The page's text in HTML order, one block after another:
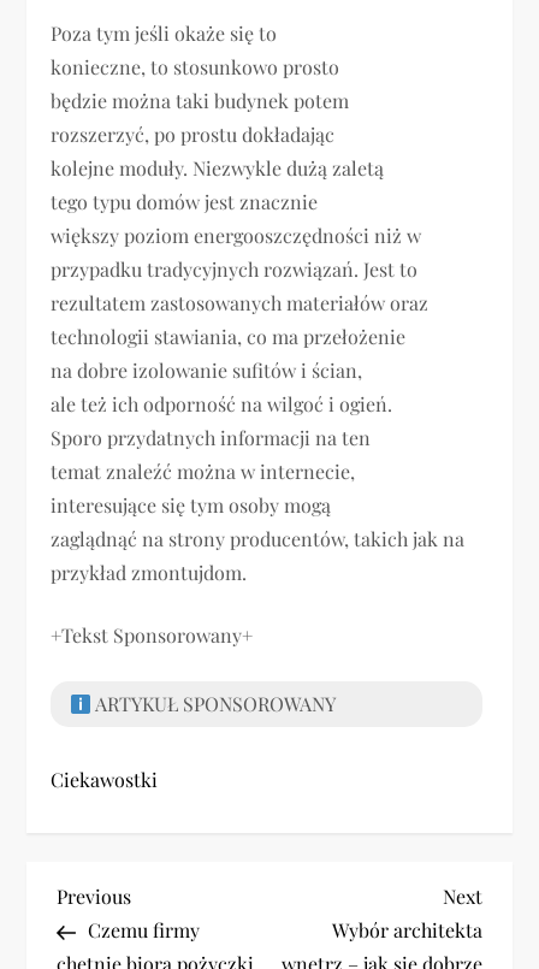
Poza tym jeśli okaże się to
konieczne, to stosunkowo prosto
będzie można taki budynek potem
rozszerzyć, po prostu dokładając
kolejne moduły. Niezwykle dużą zaletą
tego typu domów jest znacznie
większy poziom energooszczędności niż w
przypadku tradycyjnych rozwiązań. Jest to
rezultatem zastosowanych materiałów oraz
technologii stawiania, co ma przełożenie
na dobre izolowanie sufitów i ścian,
ale też ich odporność na wilgoć i ogień.
Sporo przydatnych informacji na ten
temat znaleźć można w internecie,
interesujące się tym osoby mogą
zaglądnąć na strony producentów, takich jak na
przykład zmontujdom.
+Tekst Sponsorowany+
ARTYKUŁ SPONSOROWANY
Ciekawostki
N
Previous
Post
Previous
Czemu firmy
chętnie biorą pożyczki
Next
Post
Next
Wybór architekta
wnętrz – jak się dobrze